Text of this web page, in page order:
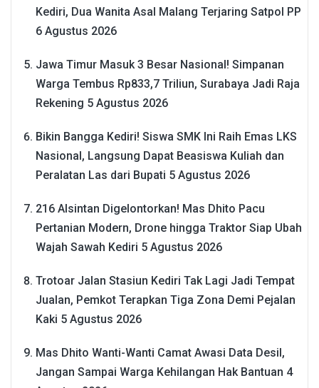
Kediri, Dua Wanita Asal Malang Terjaring Satpol PP
6 Agustus 2026
Jawa Timur Masuk 3 Besar Nasional! Simpanan
Warga Tembus Rp833,7 Triliun, Surabaya Jadi Raja
Rekening 5 Agustus 2026
Bikin Bangga Kediri! Siswa SMK Ini Raih Emas LKS
Nasional, Langsung Dapat Beasiswa Kuliah dan
Peralatan Las dari Bupati 5 Agustus 2026
216 Alsintan Digelontorkan! Mas Dhito Pacu
Pertanian Modern, Drone hingga Traktor Siap Ubah
Wajah Sawah Kediri 5 Agustus 2026
Trotoar Jalan Stasiun Kediri Tak Lagi Jadi Tempat
Jualan, Pemkot Terapkan Tiga Zona Demi Pejalan
Kaki 5 Agustus 2026
Mas Dhito Wanti-Wanti Camat Awasi Data Desil,
Jangan Sampai Warga Kehilangan Hak Bantuan 4